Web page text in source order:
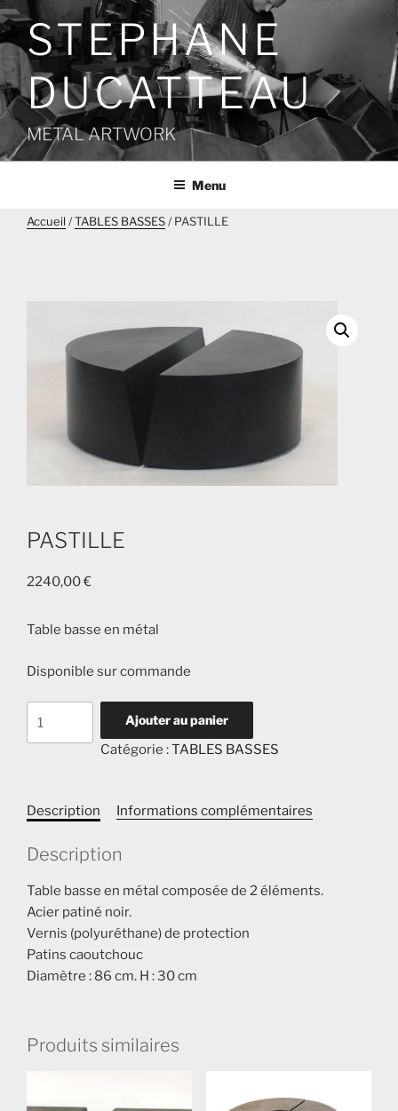
Aller
au
contenu
principal
STEPHANE
DUCATTEAU
METAL ARTWORK
Menu
Accueil /TABLES BASSES/ PASTILLE
PASTILLE
2240,00€
Table basse en métal
Disponible sur commande
Ajouter au panier
Catégorie :TABLES BASSES
Description Informations complémentaires
Description
Table basse en métal composée de 2 éléments.
Acier patiné noir.
Vernis (polyuréthane) de protection
Patins caoutchouc
Diamètre : 86 cm. H : 30 cm
Produits similaires